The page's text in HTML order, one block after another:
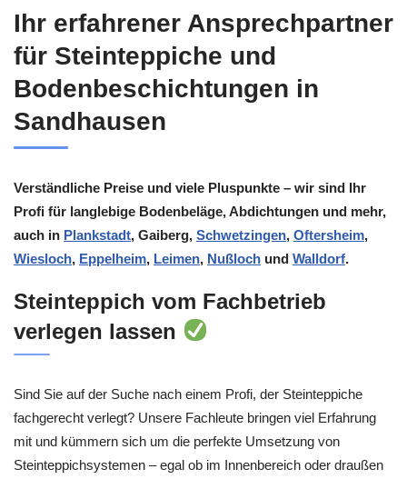
Ihr erfahrener Ansprechpartner
für Steinteppiche und
Bodenbeschichtungen in
Sandhausen
Verständliche Preise und viele Pluspunkte – wir sind Ihr
Profi für langlebige Bodenbeläge, Abdichtungen und mehr,
auch in Plankstadt, Gaiberg, Schwetzingen, Oftersheim,
Wiesloch, Eppelheim, Leimen, Nußloch und Walldorf.
Steinteppich vom Fachbetrieb
verlegen lassen
Sind Sie auf der Suche nach einem Profi, der Steinteppiche
fachgerecht verlegt? Unsere Fachleute bringen viel Erfahrung
mit und kümmern sich um die perfekte Umsetzung von
Steinteppichsystemen – egal ob im Innenbereich oder draußen